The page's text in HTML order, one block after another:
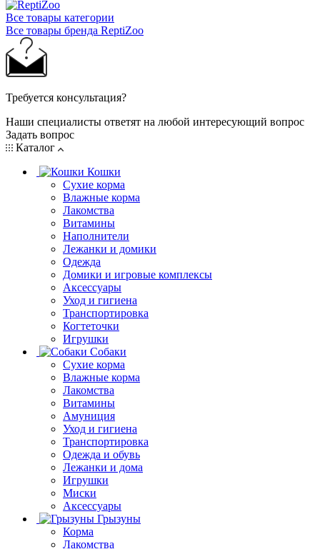
Все товары категории
Все товары бренда ReptiZoo
Требуется консультация?
Наши специалисты ответят на любой интересующий вопрос
Задать вопрос
Каталог
Кошки
Сухие корма
Влажные корма
Лакомства
Витамины
Наполнители
Лежанки и домики
Одежда
Домики и игровые комплексы
Аксессуары
Уход и гигиена
Транспортировка
Когтеточки
Игрушки
Собаки
Сухие корма
Влажные корма
Лакомства
Витамины
Амуниция
Уход и гигиена
Транспортировка
Одежда и обувь
Лежанки и дома
Игрушки
Миски
Аксессуары
Грызуны
Корма
Лакомства